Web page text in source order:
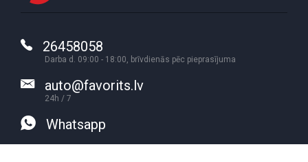
Darba d. 09:00 - 18:00, brīvdienās pēc pieprasījuma
26458058
24h / 7
auto@favorits.lv
Whatsapp